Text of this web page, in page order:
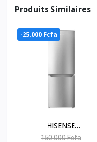
Produits Similaires
-25.000 Fcfa
HISENSE
RÉFRIGÉRATEUR
150.000 Fcfa